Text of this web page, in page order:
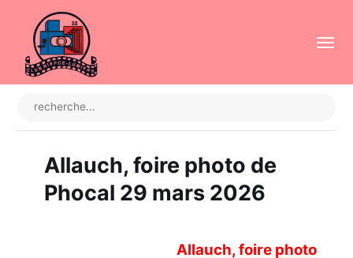
Allauch, foire photo de
Phocal 29 mars 2026
Allauch, foire photo